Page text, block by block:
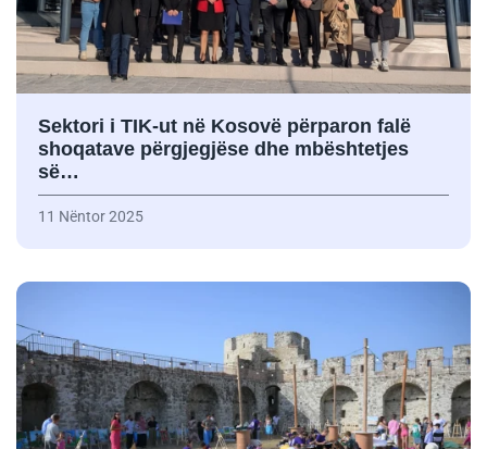
Sektori i TIK-ut në Kosovë përparon falë
shoqatave përgjegjëse dhe mbështetjes
së…
11 Nëntor 2025